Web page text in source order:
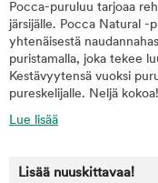
Pocca-puruluu tarjoaa
järsijälle. Pocca Natural -
yhtenäisestä
puristamalla, joka tekee
Kestävyytensä vuoksi
pureskelijalle. Neljä
Lue lisää
Lisää nuuskittavaa!